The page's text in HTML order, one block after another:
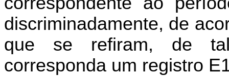
discriminadamente, de
que se refiram, de
corresponda um registro